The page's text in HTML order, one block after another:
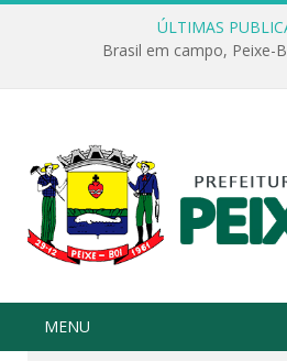
ÚLTIMAS
Brasil em campo, Peixe-
MENU